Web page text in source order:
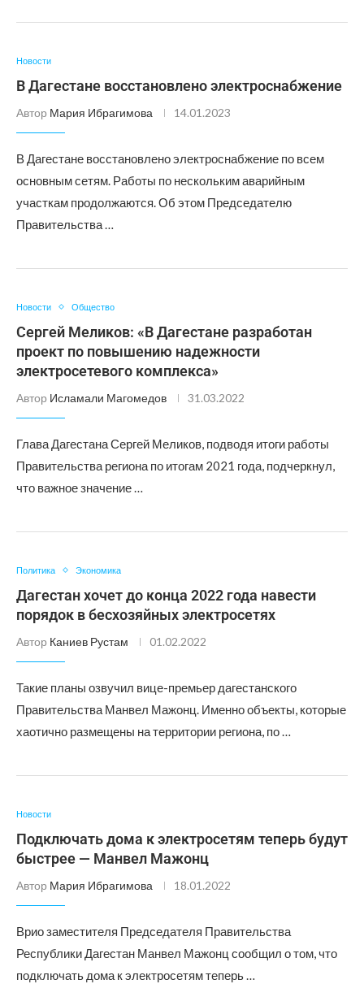
Новости
В Дагестане восстановлено электроснабжение
Автор Мария Ибрагимова 14.01.2023
В Дагестане восстановлено электроснабжение по всем
основным сетям. Работы по нескольким аварийным
участкам продолжаются. Об этом Председателю
Правительства …
Новости Общество
Сергей Меликов: «В Дагестане разработан
проект по повышению надежности
электросетевого комплекса»
Автор Исламали Магомедов 31.03.2022
Глава Дагестана Сергей Меликов, подводя итоги работы
Правительства региона по итогам 2021 года, подчеркнул,
что важное значение …
Политика Экономика
Дагестан хочет до конца 2022 года навести
порядок в бесхозяйных электросетях
Автор Каниев Рустам 01.02.2022
Такие планы озвучил вице-премьер дагестанского
Правительства Манвел Мажонц. Именно объекты, которые
хаотично размещены на территории региона, по …
Новости
Подключать дома к электросетям теперь будут
быстрее — Манвел Мажонц
Автор Мария Ибрагимова 18.01.2022
Врио заместителя Председателя Правительства
Республики Дагестан Манвел Мажонц сообщил о том, что
подключать дома к электросетям теперь …